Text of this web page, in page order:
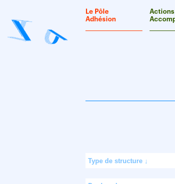
Le Pôle
Adhésion
Actions